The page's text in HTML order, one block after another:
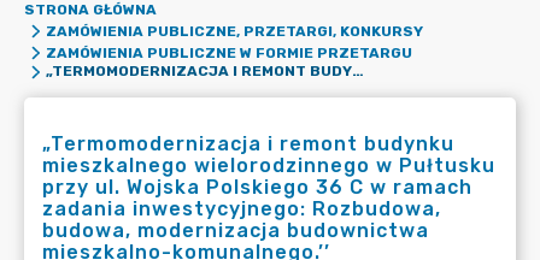
STRONA GŁÓWNA
ZAMÓWIENIA PUBLICZNE, PRZETARGI, KONKURSY
ZAMÓWIENIA PUBLICZNE W FORMIE PRZETARGU
„TERMOMODERNIZACJA I REMONT BUDYNKU MIESZKALNEGO WIELORODZINNEGO W PUŁTUSKU PRZY UL. WOJSKA POLSKIEGO 36 C W RAMACH ZADANIA INWESTYCYJNEGO: ROZBUDOWA, BUDOWA, MODERNIZACJA BUDOWNICTWA MIESZKALNO-KOMUNALNEGO.’’ ZZP.271.5.2024
„Termomodernizacja i remont budynku
mieszkalnego wielorodzinnego w Pułtusku
przy ul. Wojska Polskiego 36 C w ramach
zadania inwestycyjnego: Rozbudowa,
budowa, modernizacja budownictwa
mieszkalno-komunalnego.’’